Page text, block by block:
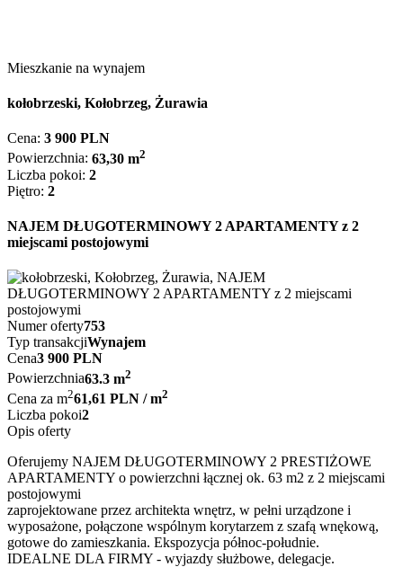
Mieszkanie na wynajem
kołobrzeski, Kołobrzeg, Żurawia
Cena: 3 900 PLN
Powierzchnia: 63,30 m2
Liczba pokoi: 2
Piętro: 2
NAJEM DŁUGOTERMINOWY 2 APARTAMENTY z 2
miejscami postojowymi
Numer oferty753
Typ transakcjiWynajem
Cena3 900 PLN
Powierzchnia63.3 m2
Cena za m261,61 PLN / m2
Liczba pokoi2
Opis oferty
Oferujemy NAJEM DŁUGOTERMINOWY 2 PRESTIŻOWE
APARTAMENTY o powierzchni łącznej ok. 63 m2 z 2 miejscami
postojowymi
zaprojektowane przez architekta wnętrz, w pełni urządzone i
wyposażone, połączone wspólnym korytarzem z szafą wnękową,
gotowe do zamieszkania. Ekspozycja północ-południe.
IDEALNE DLA FIRMY - wyjazdy służbowe, delegacje.